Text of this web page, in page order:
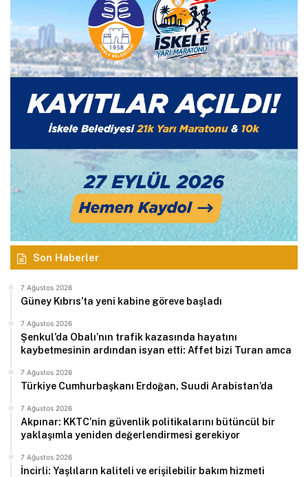
Son Haberler
7 Ağustos 2026
Güney Kıbrıs’ta yeni kabine göreve başladı
7 Ağustos 2026
Şenkul’da Obalı’nın trafik kazasında hayatını
kaybetmesinin ardından isyan etti: Affet bizi Turan amca
7 Ağustos 2026
Türkiye Cumhurbaşkanı Erdoğan, Suudi Arabistan’da
7 Ağustos 2026
Akpınar: KKTC’nin güvenlik politikalarını bütüncül bir
yaklaşımla yeniden değerlendirmesi gerekiyor
7 Ağustos 2026
İncirli: Yaşlıların kaliteli ve erişilebilir bakım hizmeti